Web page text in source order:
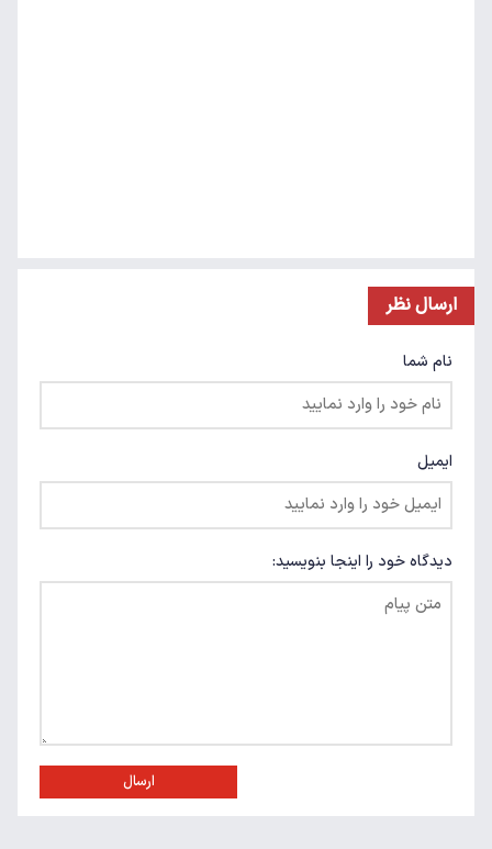
ارسال نظر
نام شما
ایمیل
دیدگاه خود را اینجا بنویسید:
ارسال